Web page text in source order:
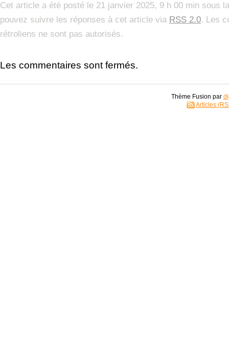
Cet article a été posté le 21 janvier 2025, 9 h 00 min sous
pouvez suivre les réponses à cet article via RSS 2.0. Les
rétroliens ne sont pas autorisés.
Les commentaires sont fermés.
Thème Fusion par
Articles